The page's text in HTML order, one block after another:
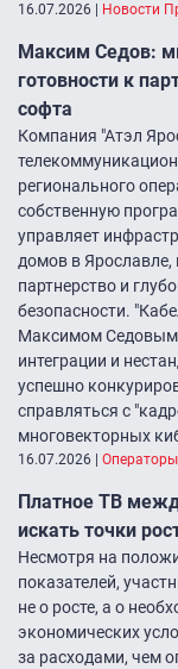
16.07.2026 Новости
Максим Седов:
готовности к
софта
Компания "Атэл
регионального
собственную
управляет
домов в Ярославле,
партнерство и
безопасности.
Максимом Седовым
интеграции и
успешно
справляться с
многовекторных
16.07.2026 Операторы
Платное ТВ
искать точки
Несмотря на
показателей,
не о росте, а о
экономических
за расходами, чем